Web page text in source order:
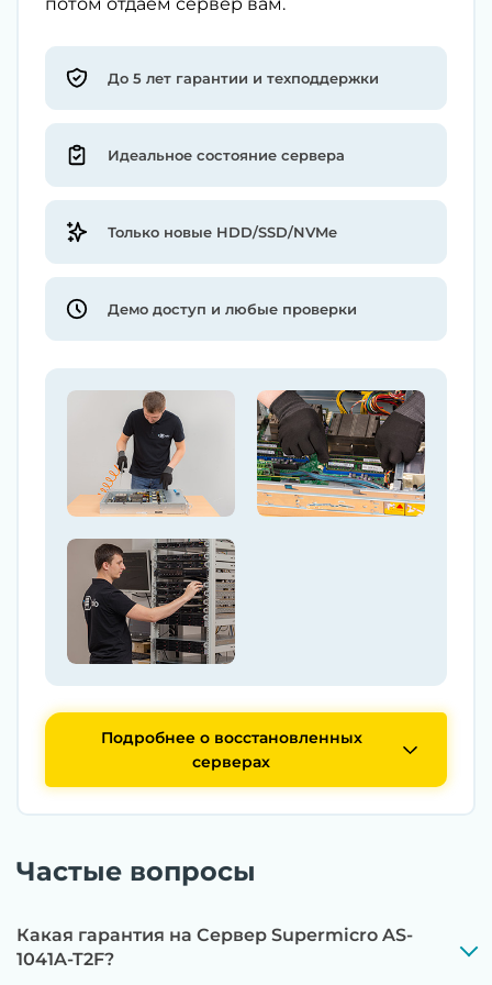
До 5 лет гарантии и техподдержки
Идеальное состояние сервера
Только новые HDD/SSD/NVMe
Демо доступ и любые проверки
Подробнее о восстановленных
серверах
Частые вопросы
Какая гарантия на Сервер Supermicro AS-
1041A-T2F?